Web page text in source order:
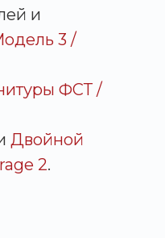
и
3 /
ФСТ /
Двойной
2.